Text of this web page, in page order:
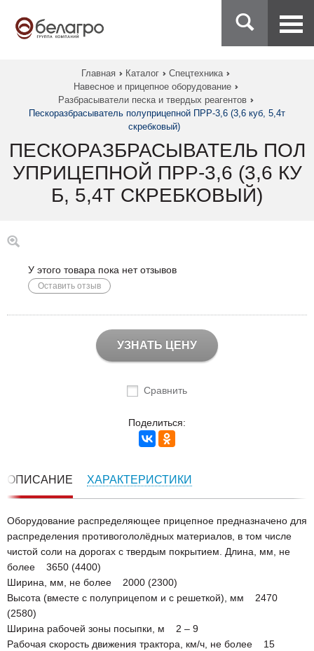
Главная Каталог
Спецтехника
Навесное и прицепное оборудование
Разбрасыватели песка и твердых реагентов
Пескоразбрасыватель полуприцепной ПРР-3,6 (3,6 куб, 5,4т
скребковый)
ПЕСКОРАЗБРАСЫВАТЕЛЬ ПОЛ
УПРИЦЕПНОЙ ПРР-3,6 (3,6 КУ
Б, 5,4Т СКРЕБКОВЫЙ)
У этого товара пока нет отзывов
Оставить отзыв
УЗНАТЬ ЦЕНУ
Сравнить
Поделиться:
ОПИСАНИЕ ХАРАКТЕРИСТИКИ
Оборудование распределяющее прицепное предназначено для
распределения противогололёдных материалов, в том числе
чистой соли на дорогах с твердым покрытием. Длина, мм, не
более 3650 (4400)
Ширина, мм, не более 2000 (2300)
Высота (вместе с полуприцепом и с решеткой), мм 2470
(2580)
Ширина рабочей зоны посыпки, м 2 – 9
Рабочая скорость движения трактора, км/ч, не более 15